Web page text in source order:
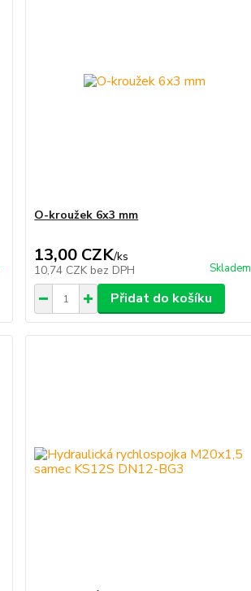
O-kroužek 6x3 mm
13,00 CZK/ks
10,74 CZK bez DPH Skladem
Přidat do košíku